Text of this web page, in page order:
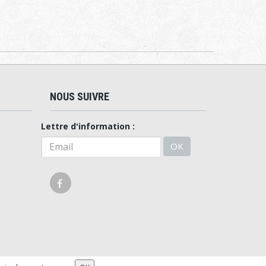
NOUS SUIVRE
Lettre d'information :
OK